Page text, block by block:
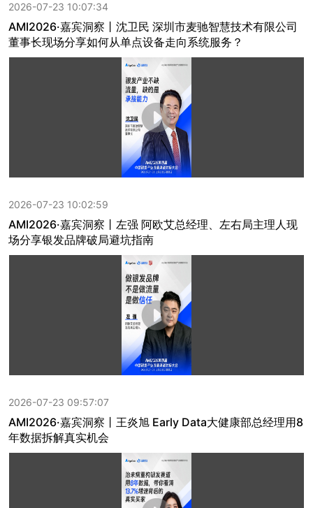
2026-07-23 10:07:34
AMI2026·嘉宾洞察丨沈卫民 深圳市麦驰智慧技术有限公司
董事长现场分享如何从单点设备走向系统服务？
2026-07-23 10:02:59
AMI2026·嘉宾洞察丨左强 阿欧艾总经理、左右局主理人现
场分享银发品牌破局避坑指南
2026-07-23 09:57:07
AMI2026·嘉宾洞察丨王炎旭 Early Data大健康部总经理用8
年数据拆解真实机会